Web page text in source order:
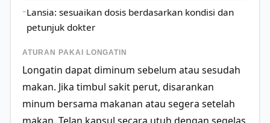
Lansia: sesuaikan dosis berdasarkan kondisi dan
petunjuk dokter
ATURAN PAKAI LONGATIN
Longatin dapat diminum sebelum atau sesudah
makan. Jika timbul sakit perut, disarankan
minum bersama makanan atau segera setelah